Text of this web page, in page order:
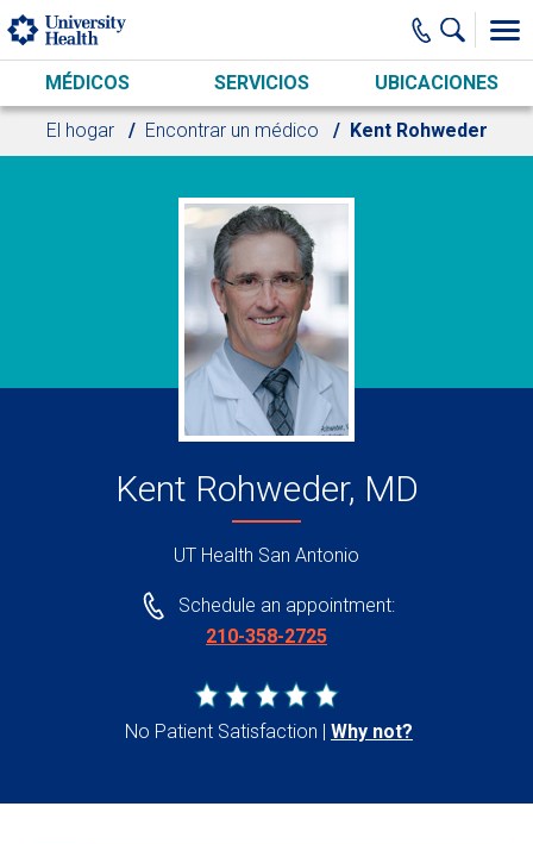
Skip to main content
MÉDICOS SERVICIOS UBICACIONES
El hogar Encontrar un médico Kent Rohweder
Kent Rohweder, MD
UT Health San Antonio
Schedule an appointment:
210-358-2725
No Patient Satisfaction Why not?